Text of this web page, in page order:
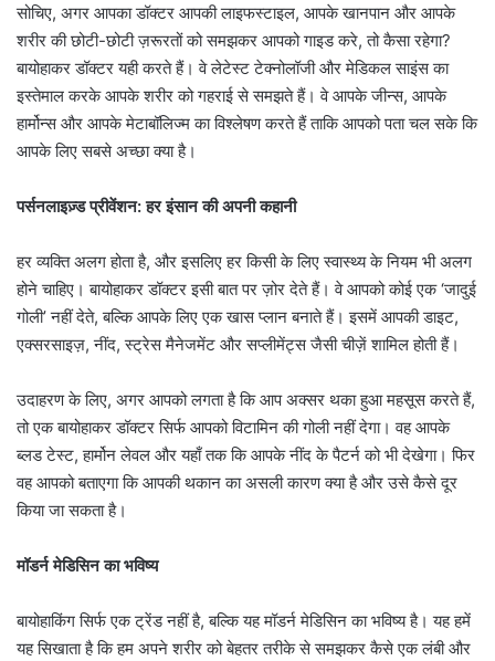
सोचिए, अगर आपका डॉक्टर आपकी लाइफस्टाइल, आपके खानपान और आपके
शरीर की छोटी-छोटी ज़रूरतों को समझकर आपको गाइड करे, तो कैसा रहेगा?
बायोहाकर डॉक्टर यही करते हैं। वे लेटेस्ट टेक्नोलॉजी और मेडिकल साइंस का
इस्तेमाल करके आपके शरीर को गहराई से समझते हैं। वे आपके जीन्स, आपके
हार्मोन्स और आपके मेटाबॉलिज्म का विश्लेषण करते हैं ताकि आपको पता चल सके कि
आपके लिए सबसे अच्छा क्या है।
पर्सनलाइज़्ड प्रीवेंशन: हर इंसान की अपनी कहानी
हर व्यक्ति अलग होता है, और इसलिए हर किसी के लिए स्वास्थ्य के नियम भी अलग
होने चाहिए। बायोहाकर डॉक्टर इसी बात पर ज़ोर देते हैं। वे आपको कोई एक ‘जादुई
गोली’ नहीं देते, बल्कि आपके लिए एक खास प्लान बनाते हैं। इसमें आपकी डाइट,
एक्सरसाइज़, नींद, स्ट्रेस मैनेजमेंट और सप्लीमेंट्स जैसी चीज़ें शामिल होती हैं।
उदाहरण के लिए, अगर आपको लगता है कि आप अक्सर थका हुआ महसूस करते हैं,
तो एक बायोहाकर डॉक्टर सिर्फ आपको विटामिन की गोली नहीं देगा। वह आपके
ब्लड टेस्ट, हार्मोन लेवल और यहाँ तक कि आपके नींद के पैटर्न को भी देखेगा। फिर
वह आपको बताएगा कि आपकी थकान का असली कारण क्या है और उसे कैसे दूर
किया जा सकता है।
मॉडर्न मेडिसिन का भविष्य
बायोहाकिंग सिर्फ एक ट्रेंड नहीं है, बल्कि यह मॉडर्न मेडिसिन का भविष्य है। यह हमें
यह सिखाता है कि हम अपने शरीर को बेहतर तरीके से समझकर कैसे एक लंबी और